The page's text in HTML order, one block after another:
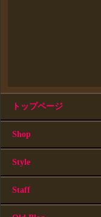
トップページ
Shop
Style
Staff